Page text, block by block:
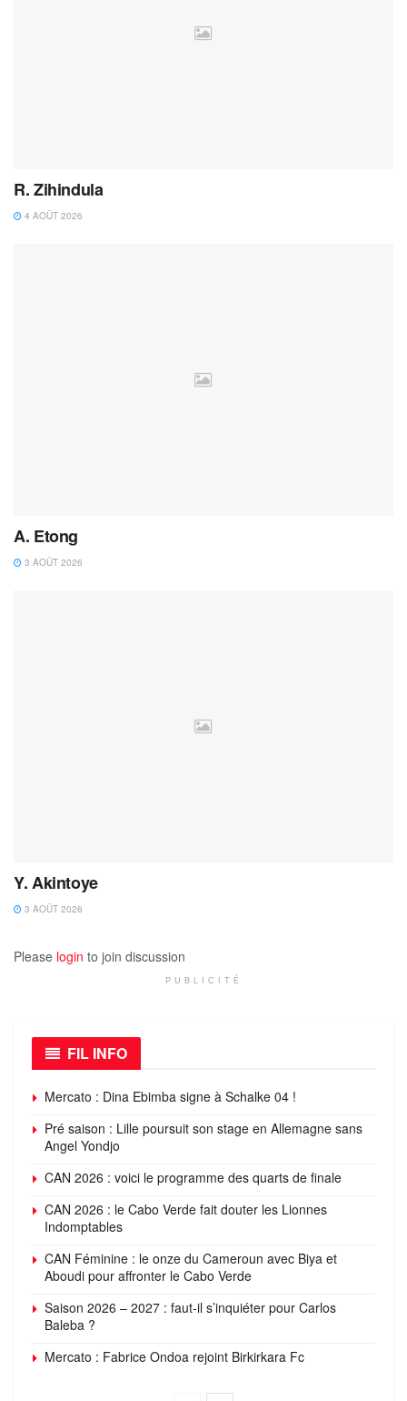
R. Zihindula
4 AOÛT 2026
A. Etong
3 AOÛT 2026
Y. Akintoye
3 AOÛT 2026
Please login to join discussion
PUBLICITÉ
FIL INFO
Mercato : Dina Ebimba signe à Schalke 04 !
Pré saison : Lille poursuit son stage en Allemagne sans
Angel Yondjo
CAN 2026 : voici le programme des quarts de finale
CAN 2026 : le Cabo Verde fait douter les Lionnes
Indomptables
CAN Féminine : le onze du Cameroun avec Biya et
Aboudi pour affronter le Cabo Verde
Saison 2026 – 2027 : faut-il s’inquiéter pour Carlos
Baleba ?
Mercato : Fabrice Ondoa rejoint Birkirkara Fc